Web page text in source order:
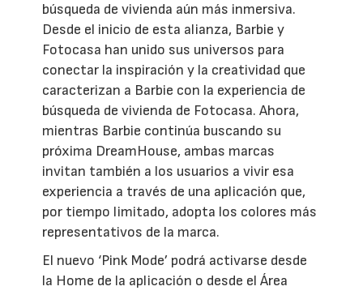
búsqueda de vivienda aún más inmersiva.
Desde el inicio de esta alianza, Barbie y
Fotocasa han unido sus universos para
conectar la inspiración y la creatividad que
caracterizan a Barbie con la experiencia de
búsqueda de vivienda de Fotocasa. Ahora,
mientras Barbie continúa buscando su
próxima DreamHouse, ambas marcas
invitan también a los usuarios a vivir esa
experiencia a través de una aplicación que,
por tiempo limitado, adopta los colores más
representativos de la marca.
El nuevo ‘Pink Mode’ podrá activarse desde
la Home de la aplicación o desde el Área